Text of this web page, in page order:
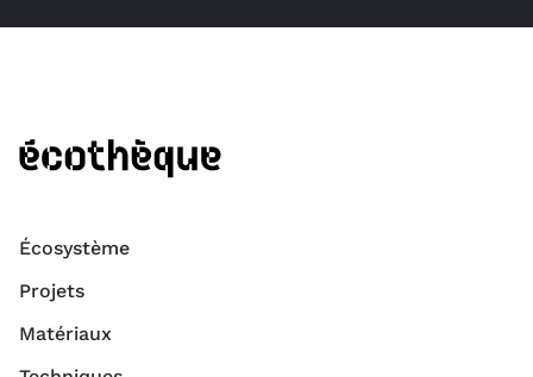
Écosystème
Projets
Matériaux